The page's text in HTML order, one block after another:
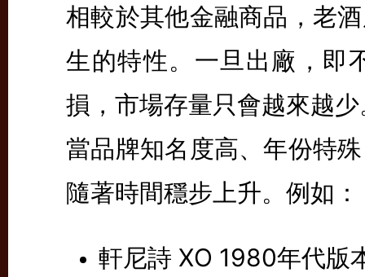
相較於其他金融商品，老
生的特性。一旦出廠，即
損，市場存量只會越來越少
當品牌知名度高、年份特
隨著時間穩步上升。例如：
軒尼詩 XO 1980年代版